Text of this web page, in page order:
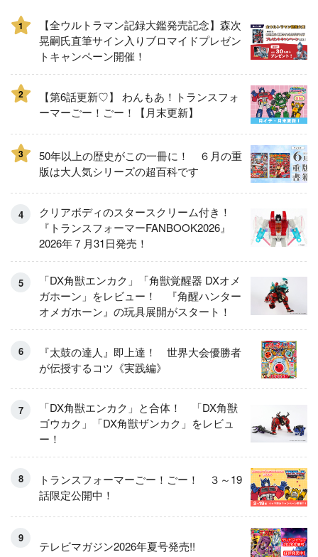
1
【全ウルトラマン記録大鑑発売記念】森次
晃嗣氏直筆サイン入りブロマイドプレゼン
トキャンペーン開催！
2
【第6話更新♡】 わんもあ！トランスフォ
ーマーごー！ごー！【月末更新】
3
50年以上の歴史がこの一冊に！ ６月の重
版は大人気シリーズの超百科です
クリアボディのスタースクリーム付き！
『トランスフォーマーFANBOOK2026』
2026年７月31日発売！
「DX角獣エンカク」「角獣覚醒器 DXオメ
ガホーン」をレビュー！ 『角醒ハンター
オメガホーン』の玩具展開がスタート！
『太鼓の達人』即上達！ 世界大会優勝者
が伝授するコツ《実践編》
「DX角獣エンカク」と合体！ 「DX角獣
ゴウカク」「DX角獣ザンカク」をレビュ
ー！
トランスフォーマーごー！ごー！ ３～19
話限定公開中！
テレビマガジン2026年夏号発売!!